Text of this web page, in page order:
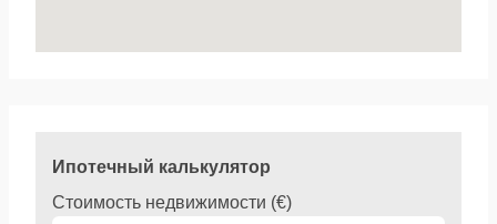
Ипотечный калькулятор
Стоимость недвижимости (€)